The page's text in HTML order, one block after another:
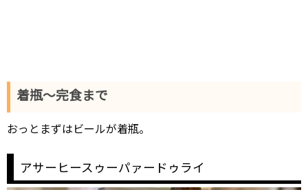
着瓶～完食まで
おっとまずはビールが着瓶。
アサーヒースゥーパァードゥライ